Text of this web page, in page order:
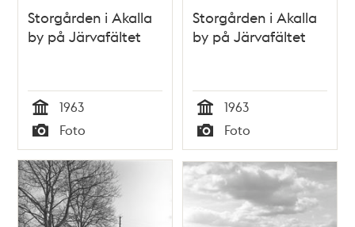
Storgården i Akalla
by på Järvafältet
Tid
1963
Typ
Foto
Storgården i Akalla
by på Järvafältet
Tid
1963
Typ
Foto